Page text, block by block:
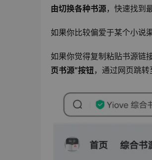
由切换各种书源，快速找到
如果你比较偏爱于某个小说
如果你觉得复制粘贴书源链
页书源”按钮 ，通过网页跳转